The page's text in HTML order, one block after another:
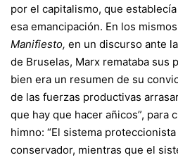
por el capitalismo, que
esa emancipación. En los
Manifiesto, en un discurso ante
de Bruselas, Marx remataba sus
bien era un resumen de su
de las fuerzas productivas
que hay que hacer añicos”, para
himno: “El sistema
conservador, mientras que el